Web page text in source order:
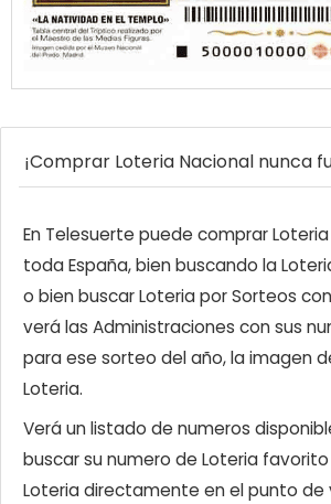
¡Comprar Loteria Nacional nunca
En Telesuerte puede comprar
toda España, bien buscando la
o bien buscar Loteria por Sorteos
verá las Administraciones con sus
para ese sorteo del año, la imagen
Loteria.
Verá un listado de numeros
buscar su numero de Loteria
Loteria directamente en el punto de